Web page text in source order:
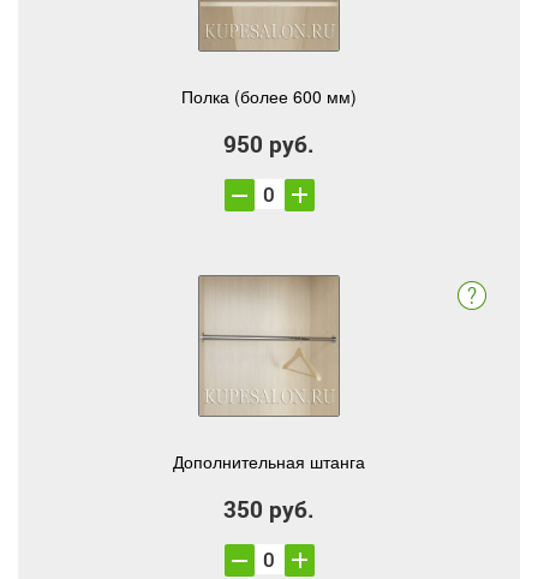
Полка (более 600 мм)
950 руб.
Дополнительная штанга
350 руб.